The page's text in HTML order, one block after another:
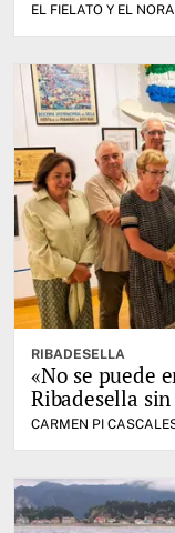
EL FIELATO Y EL NORA
RIBADESELLA
«No se puede
Ribadesella
CARMEN PI